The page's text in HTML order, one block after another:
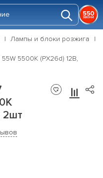
Лампы и блоки розжига
5500К (PX26d) 12В,
2шт